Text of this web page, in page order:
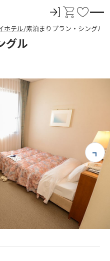
ロ
グ
イ
カ
ー
ト
お
気
に
ホテル 素泊まりプラン・シングル
グル